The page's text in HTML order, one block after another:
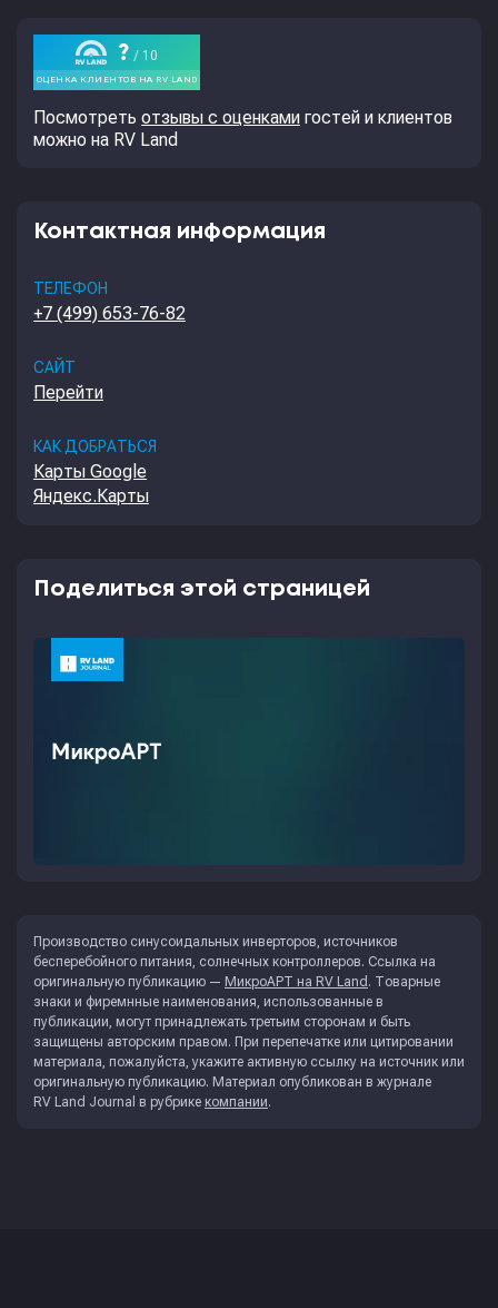
Посмотреть отзывы с оценками гостей и клиентов
можно на RV Land
Контактная информация
ТЕЛЕФОН
+7 (499) 653-76-82
САЙТ
Перейти
КАК ДОБРАТЬСЯ
Карты Google
Яндекс.Карты
Поделиться этой страницей
Производство синусоидальных инверторов, источников
бесперебойного питания, солнечных контроллеров. Ссылка на
оригинальную публикацию — МикроАРТ на RV Land . Товарные
знаки и фиремнные наименования, использованные в
публикации, могут принадлежать третьим сторонам и быть
защищены авторским правом. При перепечатке или цитировании
материала, пожалуйста, укажите активную ссылку на источник или
оригинальную публикацию. Материал опубликован в журнале
RV Land Journal в рубрике компании.